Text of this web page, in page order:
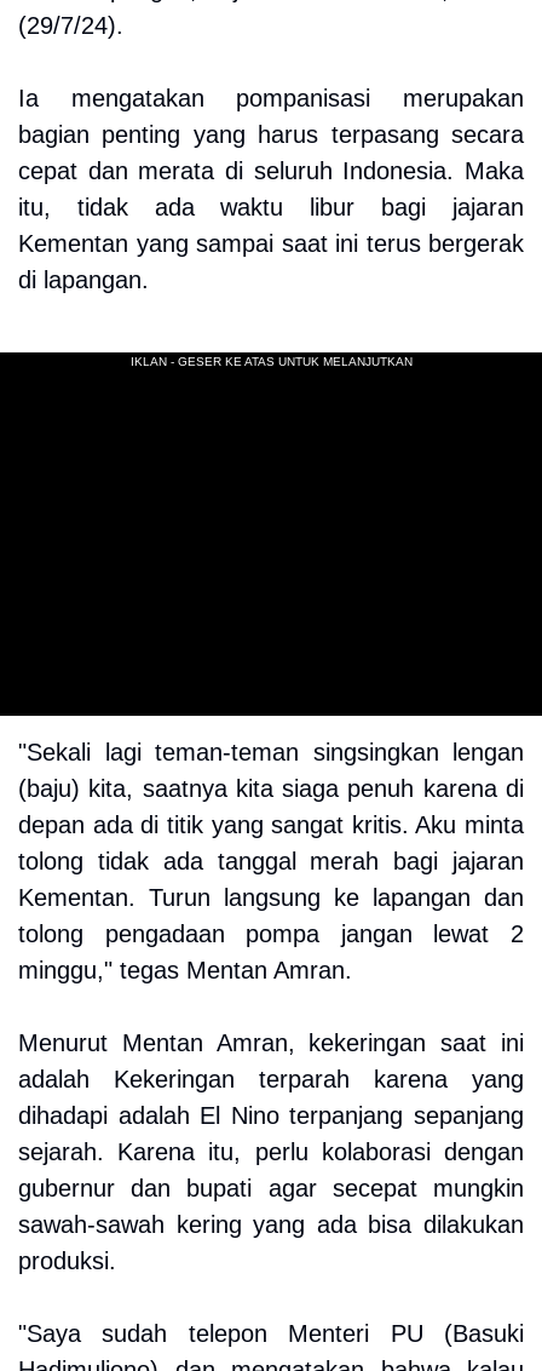
(29/7/24).
Ia mengatakan pompanisasi merupakan
bagian penting yang harus terpasang secara
cepat dan merata di seluruh Indonesia. Maka
itu, tidak ada waktu libur bagi jajaran
Kementan yang sampai saat ini terus bergerak
di lapangan.
"Sekali lagi teman-teman singsingkan lengan
(baju) kita, saatnya kita siaga penuh karena di
depan ada di titik yang sangat kritis. Aku minta
tolong tidak ada tanggal merah bagi jajaran
Kementan. Turun langsung ke lapangan dan
tolong pengadaan pompa jangan lewat 2
minggu," tegas Mentan Amran.
Menurut Mentan Amran, kekeringan saat ini
adalah Kekeringan terparah karena yang
dihadapi adalah El Nino terpanjang sepanjang
sejarah. Karena itu, perlu kolaborasi dengan
gubernur dan bupati agar secepat mungkin
sawah-sawah kering yang ada bisa dilakukan
produksi.
"Saya sudah telepon Menteri PU (Basuki